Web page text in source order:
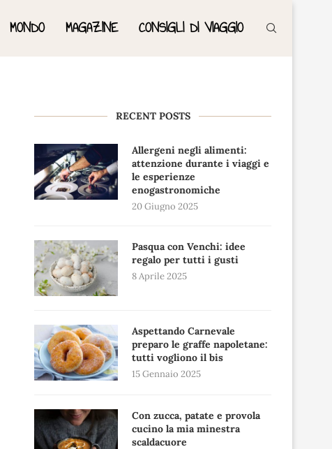
MONDO MAGAZINE CONSIGLI DI VIAGGIO
RECENT POSTS
Allergeni negli alimenti:
attenzione durante i viaggi e
le esperienze
enogastronomiche
20 Giugno 2025
Pasqua con Venchi: idee
regalo per tutti i gusti
8 Aprile 2025
Aspettando Carnevale
preparo le graffe napoletane:
tutti vogliono il bis
15 Gennaio 2025
Con zucca, patate e provola
cucino la mia minestra
scaldacuore